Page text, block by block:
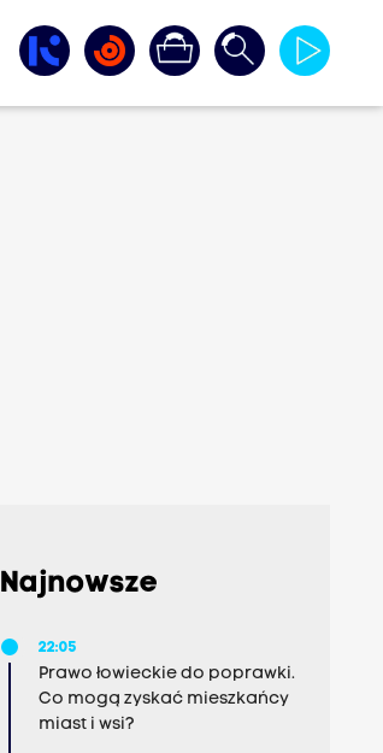
Najnowsze
22:05
Prawo łowieckie do poprawki.
Co mogą zyskać mieszkańcy
miast i wsi?